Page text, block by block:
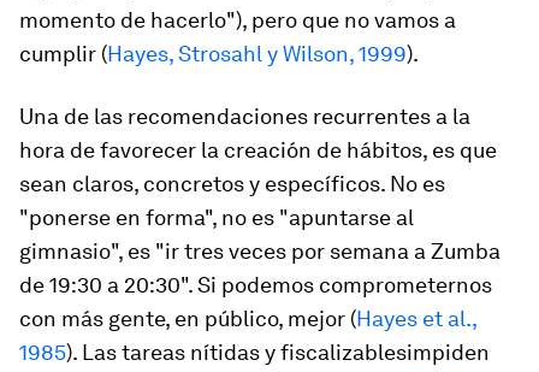
momento de hacerlo"), pero que no vamos a
cumplir (Hayes, Strosahl y Wilson, 1999).
Una de las recomendaciones recurrentes a la
hora de favorecer la creación de hábitos, es que
sean claros, concretos y específicos. No es
"ponerse en forma", no es "apuntarse al
gimnasio", es "ir tres veces por semana a Zumba
de 19:30 a 20:30". Si podemos comprometernos
con más gente, en público, mejor (Hayes et al.,
1985). Las tareas nítidas y fiscalizablesimpiden